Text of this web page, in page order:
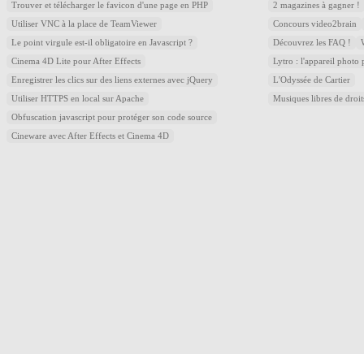
Trouver et télécharger le favicon d'une page en PHP
Utiliser VNC à la place de TeamViewer
Le point virgule est-il obligatoire en Javascript ?
Cinema 4D Lite pour After Effects
Enregistrer les clics sur des liens externes avec jQuery
Utiliser HTTPS en local sur Apache
Obfuscation javascript pour protéger son code source
Cineware avec After Effects et Cinema 4D
2 magazines à gagner !
Concours video2brain
Découvrez les FAQ !
Lytro : l'appareil photo
L'Odyssée de Cartier
Musiques libres de